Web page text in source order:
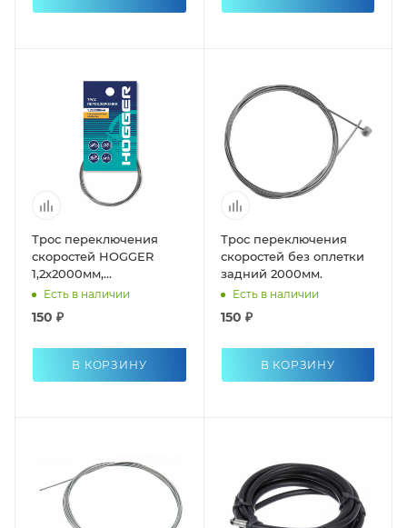
Трос переключения
скоростей HOGGER
1,2х2000мм,
гальванический
Есть в наличии
150 ₽
В КОРЗИНУ
Трос переключения
скоростей без оплетки
задний 2000мм.
Есть в наличии
150 ₽
В КОРЗИНУ